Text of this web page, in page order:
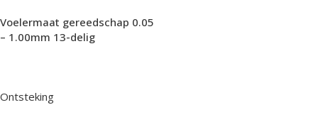
Voelermaat gereedschap 0.05
– 1.00mm 13-delig
Ontsteking